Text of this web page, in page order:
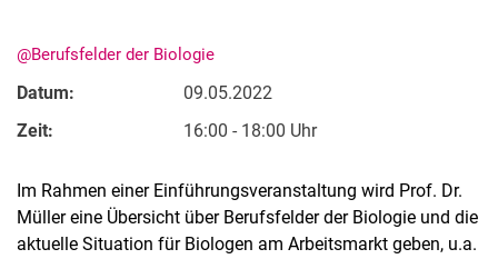
@Berufsfelder der Biologie
Datum:
09.05.2022
Zeit:
16:00 - 18:00 Uhr
Im Rahmen einer Einführungsveranstaltung wird Prof. Dr.
Müller eine Übersicht über Berufsfelder der Biologie und die
aktuelle Situation für Biologen am Arbeitsmarkt geben, u.a.